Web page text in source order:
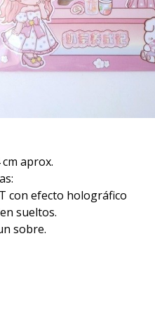
aprox.
con efecto holográfico
sueltos.
sobre.